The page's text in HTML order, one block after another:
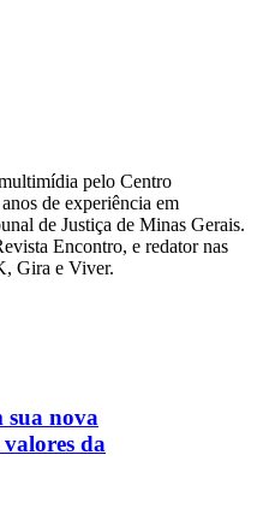
pelo Centro
de experiência em
de Justiça de Minas Gerais.
Encontro, e redator nas
Gira e Viver.
nova
da